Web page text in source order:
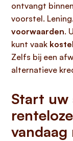
ontvangt
voorstel.
voorwaarden.
kunt vaak
Zelfs bij een
alternatieve
Start uw
vandaag